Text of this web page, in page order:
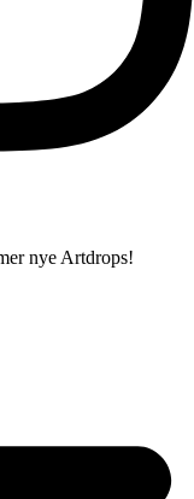
nye Artdrops!